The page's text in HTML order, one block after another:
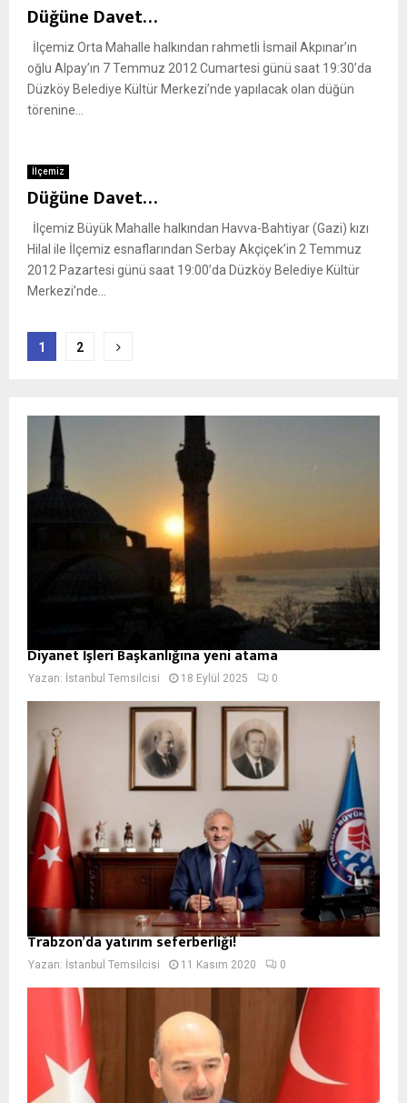
Düğüne Davet…
İlçemiz Orta Mahalle halkından rahmetli İsmail Akpınar’ın
oğlu Alpay’ın 7 Temmuz 2012 Cumartesi günü saat 19:30’da
Düzköy Belediye Kültür Merkezi’nde yapılacak olan düğün
törenine...
İlçemiz
Düğüne Davet…
İlçemiz Büyük Mahalle halkından Havva-Bahtiyar (Gazi) kızı
Hilal ile İlçemiz esnaflarından Serbay Akçiçek’in 2 Temmuz
2012 Pazartesi günü saat 19:00’da Düzköy Belediye Kültür
Merkezi’nde...
Yazı
1 2
Diyanet İşleri Başkanlığına yeni atama
Yazan: İstanbul Temsilcisi 18 Eylül 2025 0
Trabzon’da yatırım seferberliği!
Yazan: İstanbul Temsilcisi 11 Kasım 2020 0